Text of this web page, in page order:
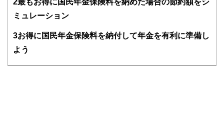
度もしており、全員にお金の基本を身につけてもらいたいと
思って執筆を続けている。
2最もお得に国民年金保険料を納めた場合の節約額をシ
ミュレーション
3お得に国民年金保険料を納付して年金を有利に準備し
よう